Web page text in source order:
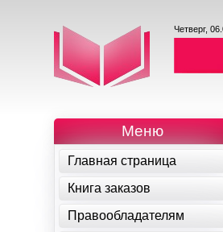
Четверг,
Меню
Главная страница
Книга заказов
Правообладателям